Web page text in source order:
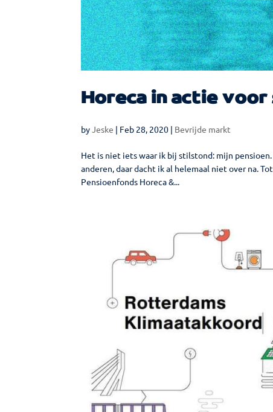
Horeca in actie voor
byJeske | Feb 28, 2020 | Bevrijde markt
Het is niet iets waar ik bij stilstond: mijn
anderen, daar dacht ik al helemaal niet over na.
Pensioenfonds Horeca &...